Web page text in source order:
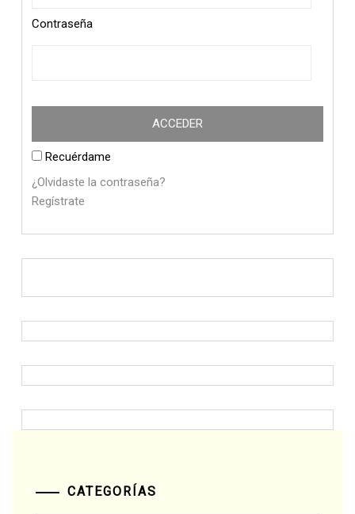
Contraseña
Recuérdame
¿Olvidaste la contraseña?
Regístrate
CATEGORÍAS